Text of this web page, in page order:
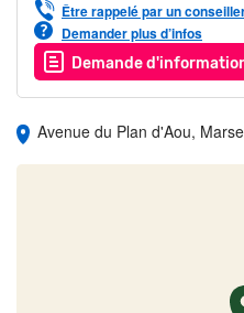
Être rappelé par un
Demander plus d’infos
Demande
Avenue du Plan d'Aou,